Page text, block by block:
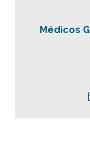
Médicos